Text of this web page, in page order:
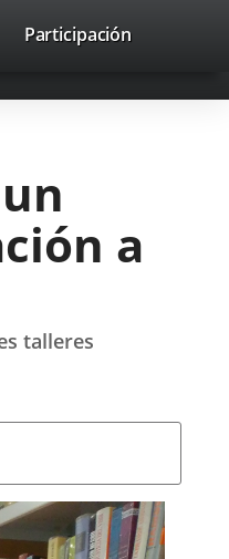
Participación
a
talleres